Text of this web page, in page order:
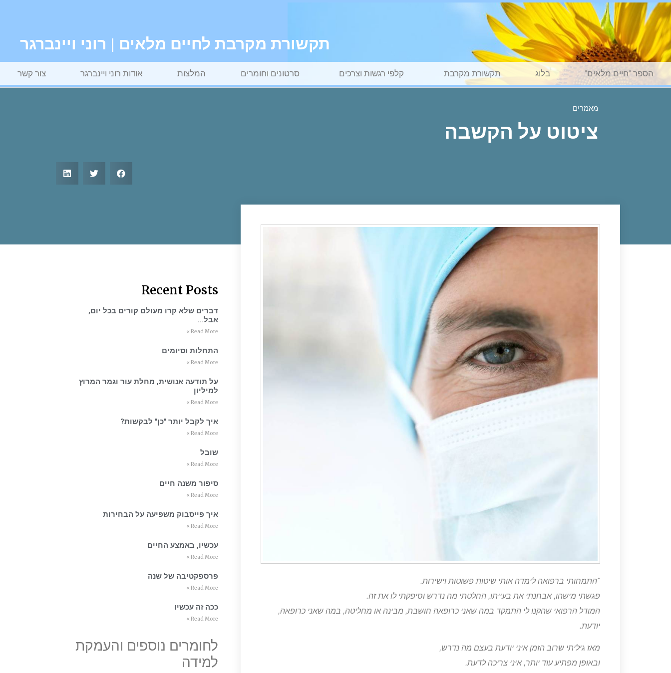
תקשורת מקרבת לחיים מלאים | רוני ויינברגר
הספר "חיים מלאים" בלוג תקשורת מקרבת קלפי רגשות וצרכים סרטונים וחומרים המלצות אודות רוני ויינברגר צור קשר
מאמרים
ציטוט על הקשבה
"התמחותי ברפואה לימדה אותי שיטות פשוטות וישירות.
פגשתי מישהו, אבחנתי את בעייתו, החלטתי מה נדרש וסיפקתי לו את זה.
המודל הרפואי שהקנו לי התמקד במה שאני כרופאה חושבת, מבינה או מחליטה, במה שאני כרופאה,
יודעת.
מאז גיליתי שרוב הזמן איני יודעת בעצם מה נדרש,
ובאופן מפתיע עוד יותר, איני צריכה לדעת.
Recent Posts
דברים שלא קרו מעולם קורים בכל יום,
אבל…
Read More »
התחלות וסיומים
Read More »
על תודעה אנושית, מחלת עור וגמר המרוץ
למיליון
Read More »
איך לקבל יותר "כן" לבקשות?
Read More »
שובל
Read More »
סיפור משנה חיים
Read More »
איך פייסבוק משפיעה על הבחירות
Read More »
עכשיו, באמצע החיים
Read More »
פרספקטיבה של שנה
Read More »
ככה זה עכשיו
Read More »
לחומרים נוספים והעמקת
למידה